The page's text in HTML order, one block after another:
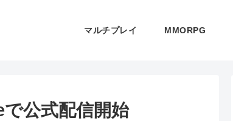
マルチプレイ MMORPG
公式配信開始